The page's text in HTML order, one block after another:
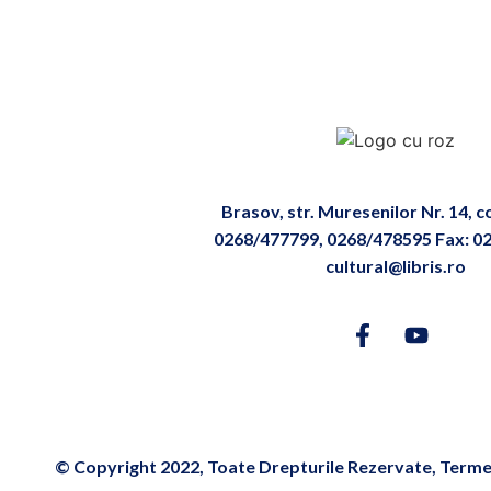
Brasov, str. Muresenilor Nr. 14,
0268/477799, 0268/478595 Fax:
cultural@libris.ro
© Copyright 2022, Toate Drepturile Rezervate,